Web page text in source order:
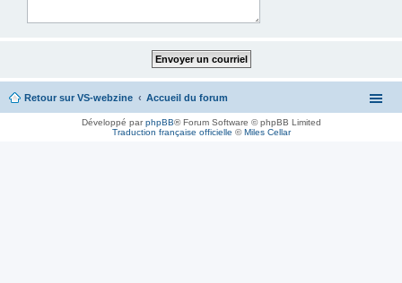
Retour sur VS-webzine Accueil du forum
Développé parphpBB® Forum Software © phpBB Limited
Traduction française officielle ©Miles Cellar